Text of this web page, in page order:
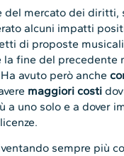
del mercato dei
alcuni impatti
di proposte
fine del precedente
avuto però anche
maggiori costi
a uno solo e a dover
sempre più